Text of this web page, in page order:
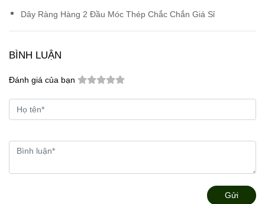
Dây Ràng Hàng 2 Đầu Móc Thép Chắc Chắn Giá Sỉ
BÌNH LUẬN
Đánh giá của bạn
Gửi